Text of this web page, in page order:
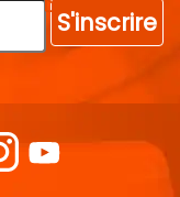
S'inscrire